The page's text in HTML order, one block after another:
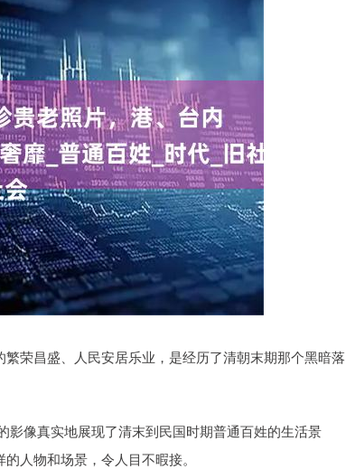
荣昌盛、人民安居乐业，是经历了清朝末期那个黑暗落
影像真实地展现了清末到民国时期普通百姓的生活景
人物和场景，令人目不暇接。
沪深300 4694.44 43.13